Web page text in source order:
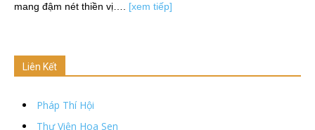
mang đậm nét thiền vị…. [xem tiếp]
Liên Kết
Pháp Thí Hội
Thư Viện Hoa Sen